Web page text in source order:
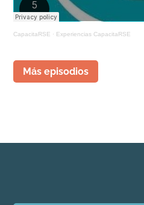
CapacitaRSE · Experiencias CapacitaRSE
Más episodios